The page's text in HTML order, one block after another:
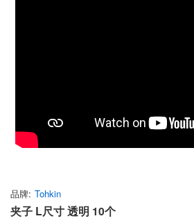
品牌 Tohkin
夹子 L尺寸 透明 10个